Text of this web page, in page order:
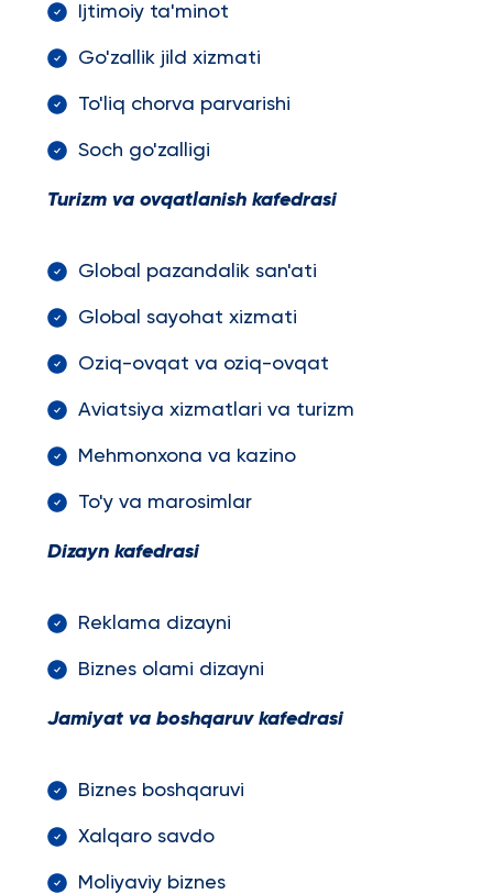
Ijtimoiy ta'minot
Go'zallik jild xizmati
To'liq chorva parvarishi
Soch go'zalligi
Turizm va ovqatlanish kafedrasi
Global pazandalik san'ati
Global sayohat xizmati
Oziq-ovqat va oziq-ovqat
Aviatsiya xizmatlari va turizm
Mehmonxona va kazino
To'y va marosimlar
Dizayn kafedrasi
Reklama dizayni
Biznes olami dizayni
Jamiyat va boshqaruv kafedrasi
Biznes boshqaruvi
Xalqaro savdo
Moliyaviy biznes